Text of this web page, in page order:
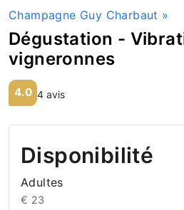
Champagne Guy Charbaut »
Dégustation -
vigneronnes
4.0 4 avis
Disponibilité
Adultes
€ 23